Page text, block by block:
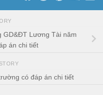
GD&ĐT Lương Tài năm
án chi tiết
có đáp án chi tiết